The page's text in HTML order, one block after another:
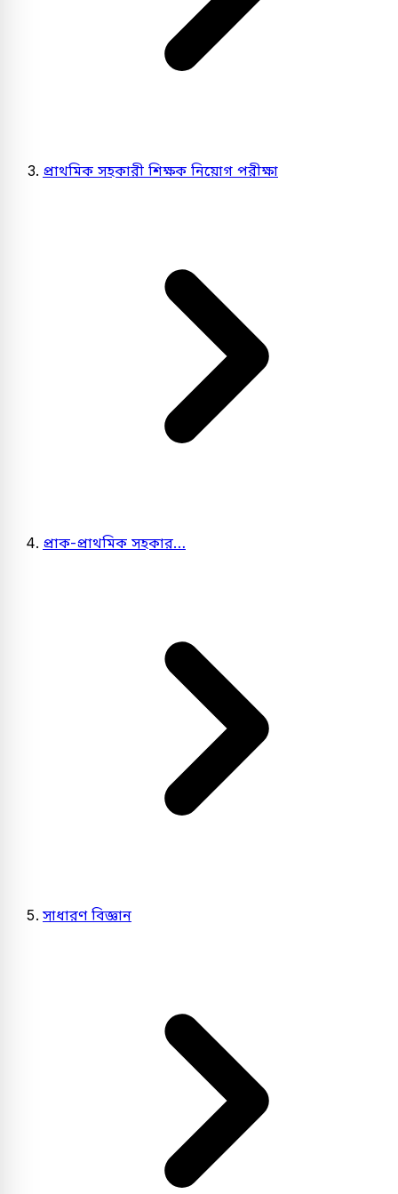
প্রাথমিক সহকারী শিক্ষক নিয়োগ পরীক্ষা
প্রাক-প্রাথমিক সহকার…
সাধারণ বিজ্ঞান